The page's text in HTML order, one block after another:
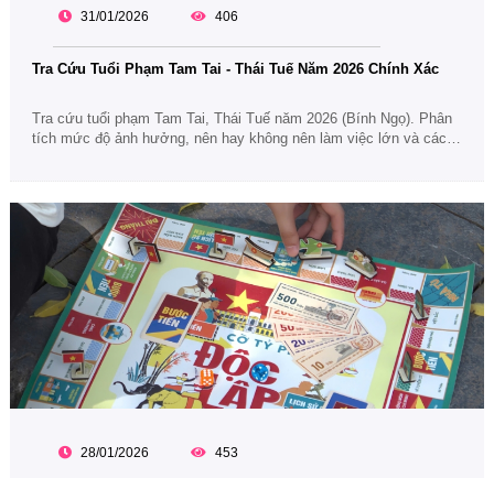
31/01/2026 406
Tra Cứu Tuổi Phạm Tam Tai - Thái Tuế Năm 2026 Chính Xác
Tra cứu tuổi phạm Tam Tai, Thái Tuế năm 2026 (Bính Ngọ). Phân
tích mức độ ảnh hưởng, nên hay không nên làm việc lớn và cách
28/01/2026 453